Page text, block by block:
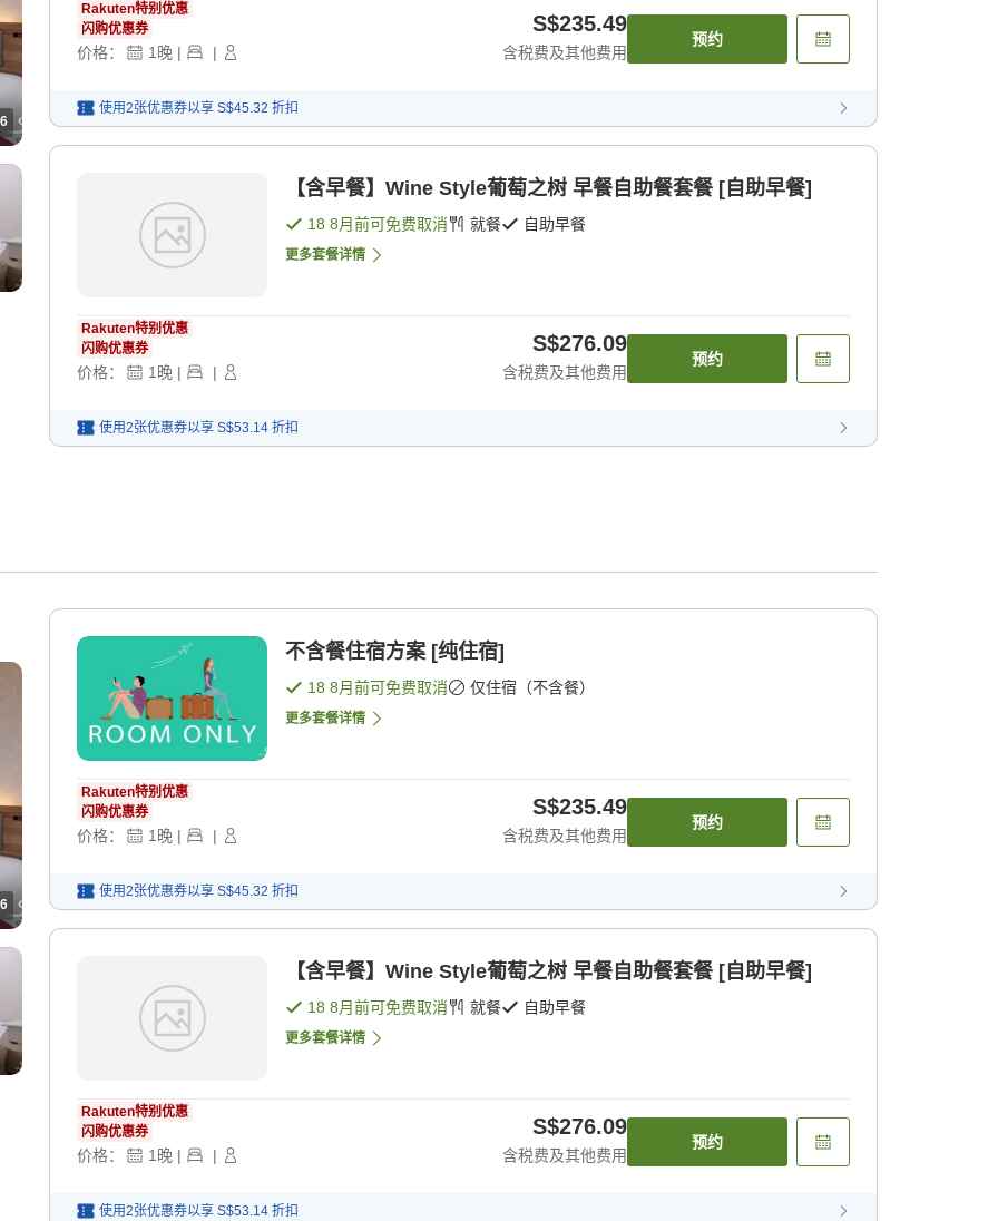
6
Rakuten特别优惠
闪购优惠券
价格： 1晚 | |
S$235.49
含税费及其他费用
预约
使用2张优惠券以享 S$45.32 折扣
【含早餐】Wine Style葡萄之树 早餐自助餐套餐 [自助早餐]
18 8月前可免费取消 就餐 自助早餐
更多套餐详情
Rakuten特别优惠
闪购优惠券
价格： 1晚 | |
S$276.09
含税费及其他费用
预约
使用2张优惠券以享 S$53.14 折扣
6
不含餐住宿方案 [纯住宿]
18 8月前可免费取消 仅住宿（不含餐）
更多套餐详情
Rakuten特别优惠
闪购优惠券
价格： 1 晚 | |
S$235.49
含税费及其他费用
预约
使用2张优惠券以享 S$45.32 折扣
【含早餐】Wine Style葡萄之树 早餐自助餐套餐 [自助早餐]
18 8月前可免费取消 就餐 自助早餐
更多套餐详情
Rakuten特别优惠
闪购优惠券
价格： 1 晚 | |
S$276.09
含税费及其他费用
预约
使用2张优惠券以享 S$53.14 折扣